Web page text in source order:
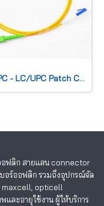
SC/APC - LC/UPC Patch Cord, Simplex(SM) 2.0mm G.657A2 LSZH
อฟติก สายแลน connector
บอร์ออฟติก รวมถึงอุปกรณ์จัด
maxcell, opticell
และอายุใช้งาน ผู้ให้บริการ